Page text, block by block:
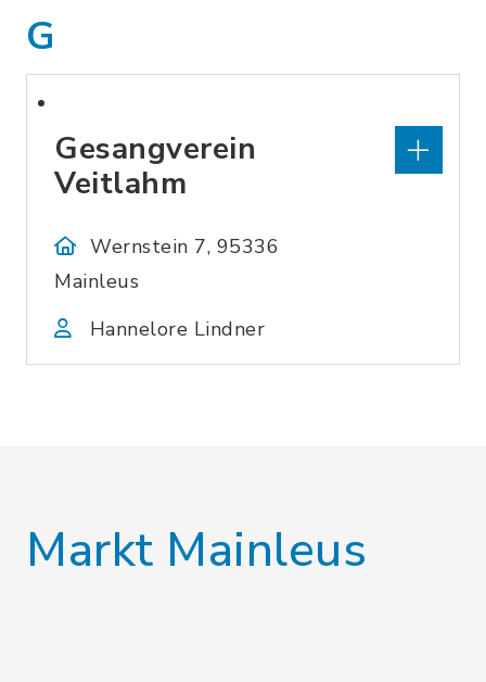
G
Gesangverein
Veitlahm
Wernstein 7, 95336
Mainleus
Hannelore Lindner
Markt Mainleus